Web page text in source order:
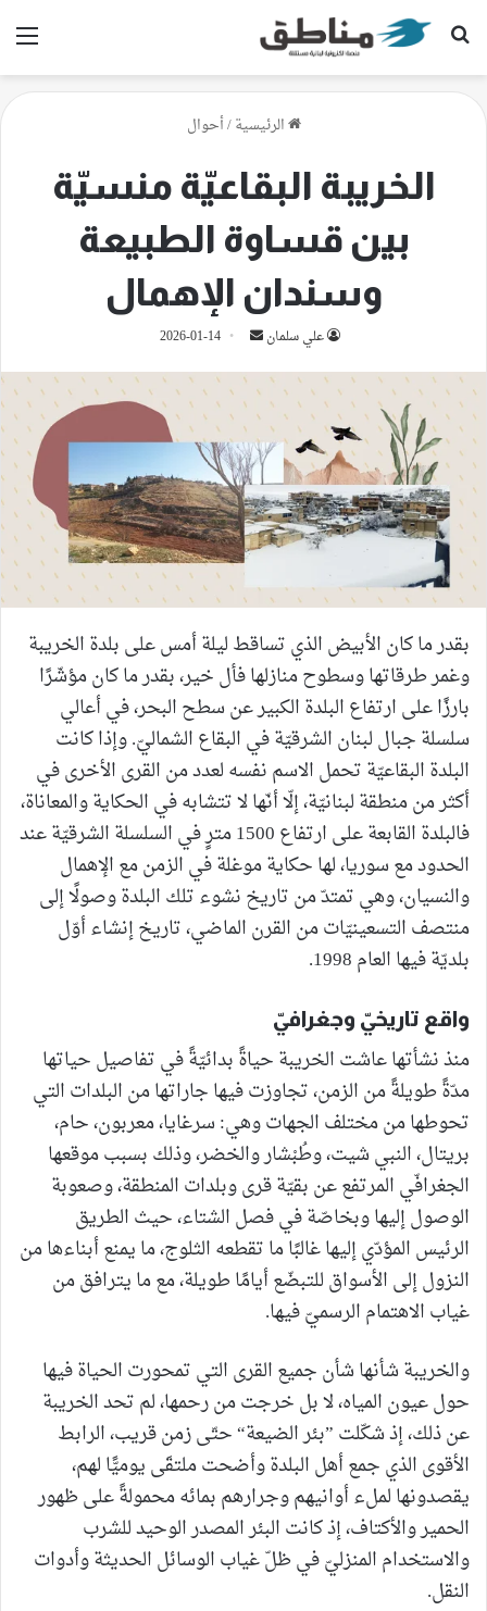
بحث عن
الرئيسية/أحوال
الخريبة البقاعيّة منسيّة
بين قساوة الطبيعة
وسندان الإهمال
علي سلمان
أرسل
إلكترونيا
2026-01-14
بقدر ما كان الأبيض الذي تساقط ليلة أمس على بلدة الخريبة
وغمر طرقاتها وسطوح منازلها فأل خير، بقدر ما كان مؤشّرًا
بارزًا على ارتفاع البلدة الكبير عن سطح البحر، في أعالي
سلسلة جبال لبنان الشرقيّة في البقاع الشماليّ. وإذا كانت
البلدة البقاعيّة تحمل الاسم نفسه لعدد من القرى الأخرى في
أكثر من منطقة لبنانيّة، إلّا أنّها لا تتشابه في الحكاية والمعاناة،
فالبلدة القابعة على ارتفاع 1500 مترٍ في السلسلة الشرقيّة عند
الحدود مع سوريا، لها حكاية موغلة في الزمن مع الإهمال
والنسيان، وهي تمتدّ من تاريخ نشوء تلك البلدة وصولًا إلى
منتصف التسعينيّات من القرن الماضي، تاريخ إنشاء أوّل
بلديّة فيها العام 1998.
واقع تاريخيّ وجغرافيّ
منذ نشأتها عاشت الخريبة حياةً بدائيّةً في تفاصيل حياتها
مدّةً طويلةً من الزمن، تجاوزت فيها جاراتها من البلدات التي
تحوطها من مختلف الجهات وهي: سرغايا، معربون، حام،
بريتال، النبي شيت، وطُبْشار والخضر، وذلك بسبب موقعها
الجغرافّي المرتفع عن بقيّة قرى وبلدات المنطقة، وصعوبة
الوصول إليها وبخاصّة في فصل الشتاء، حيث الطريق
الرئيس المؤدّي إليها غالبًا ما تقطعه الثلوج، ما يمنع أبناءها من
النزول إلى الأسواق للتبضّع أيامًا طويلة، مع ما يترافق من
غياب الاهتمام الرسميّ فيها.
والخريبة شأنها شأن جميع القرى التي تمحورت الحياة فيها
حول عيون المياه، لا بل خرجت من رحمها، لم تحد الخريبة
عن ذلك، إذ شكّلت ”بئر الضيعة“ حتّى زمن قريب، الرابط
الأقوى الذي جمع أهل البلدة وأضحت ملتقَى يوميًّا لهم،
يقصدونها لملء أوانيهم وجرارهم بمائه محمولةً على ظهور
الحمير والأكتاف، إذ كانت البئر المصدر الوحيد للشرب
والاستخدام المنزليّ في ظلّ غياب الوسائل الحديثة وأدوات
النقل.